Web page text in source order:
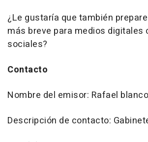
¿Le gustaría que también
más breve para medios digitales
sociales?
Contacto
Nombre del emisor: Rafael blanco
Descripción de contacto: